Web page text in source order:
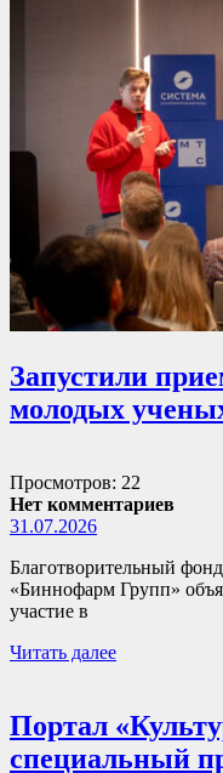
Запустили
молодых
Просмотров: 22
Нет комментариев
31.07.2026
Благотворительный
«Биннофарм Групп»
участие в
Читать далее
Портал
специальный